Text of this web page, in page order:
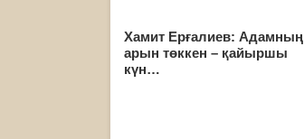
Хамит Ерғалиев: Адамның
арын төккен – қайыршы
күн…